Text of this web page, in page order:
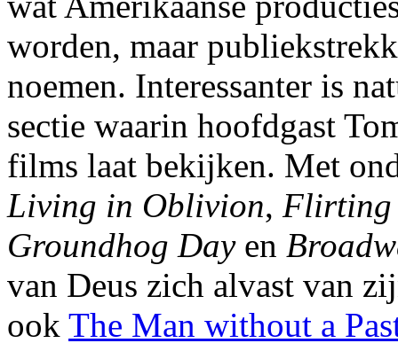
worden, maar
noemen. Interessanter is
sectie waarin hoofdgast
films laat bekijken. Met
Living in Oblivion, Flirting
Groundhog Dayen
van Deus zich alvast van
ook The Man without a